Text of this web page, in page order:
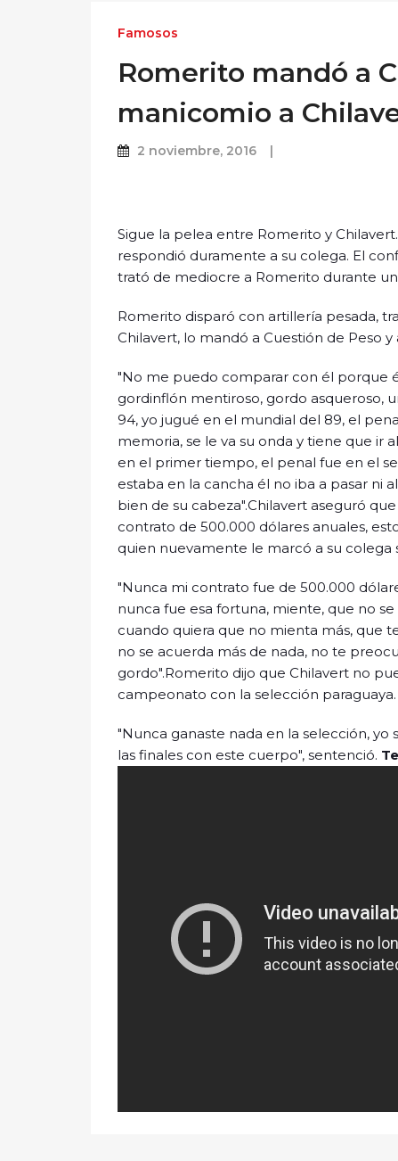
Famosos
Romerito mandó a
manicomio a
2 noviembre, 2016
Sigue la pelea entre Romerito y
respondió duramente a su colega. El
trató de mediocre a Romerito durante
Romerito disparó con artillería pesada,
Chilavert, lo mandó a Cuestión de Peso
"No me puedo comparar con él porque
gordinflón mentiroso, gordo asqueroso,
94, yo jugué en el mundial del 89, el
memoria, se le va su onda y tiene que ir
en el primer tiempo, el penal fue en el
estaba en la cancha él no iba a pasar ni
bien de su cabeza".Chilavert aseguró
contrato de 500.000 dólares anuales,
quien nuevamente le marcó a su colega
"Nunca mi contrato fue de 500.000
nunca fue esa fortuna, miente, que no
cuando quiera que no mienta más, que
no se acuerda más de nada, no te
gordo".Romerito dijo que Chilavert no
campeonato con la selección paraguaya.
"Nunca ganaste nada en la selección,
las finales con este cuerpo", sentenció.